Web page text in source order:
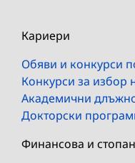
Кариери
Обяви и конкурси
Конкурси за избор
Академични
Докторски
Финансова и